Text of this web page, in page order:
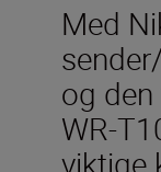
Med
og
WR-
viktige